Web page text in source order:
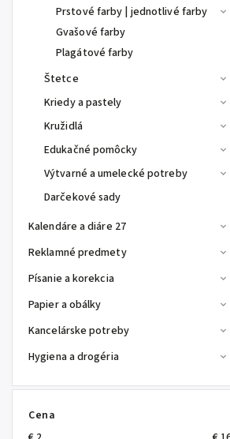
Prstové farby | jednotlivé farby
Gvašové farby
Plagátové farby
Štetce
Kriedy a pastely
Kružidlá
Edukačné pomôcky
Výtvarné a umelecké potreby
Darčekové sady
Kalendáre a diáre 27
Reklamné predmety
Písanie a korekcia
Papier a obálky
Kancelárske potreby
Hygiena a drogéria
Cena